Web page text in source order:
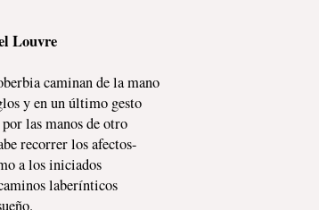
Louvre
de la mano
y en un último gesto
las manos de otro
recorrer los afectos-
a los iniciados
laberínticos